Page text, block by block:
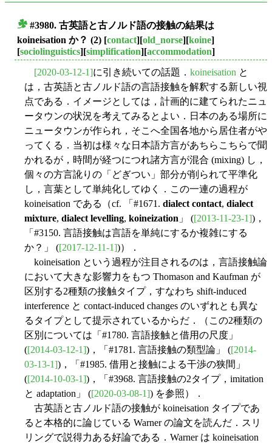
#3980. 古英語と古ノルド語の接触の結果は
koineisation か？ (2) [contact][old_norse][koine]
[sociolinguistics][simplification][accommodation]
[2020-03-12-1]に引き続いての話題． koineisation と
は，古英語と古ノルド語の言語接触を解釈する新しい視
点である．イメージとしては，計画的に建てられたニュ
ータウンの状況を考えてみるとよい．日本のある場所に
ニュータウンが作られ，そこへ全国各地から居住者がや
ってくる．当初は様々な日本語方言があちらこちらで聞
かれるが，時間が経つにつれ諸方言が混合 (mixing) し，
個々の方言訛りの「どぎつい」部分が削られて平準化
し，言葉として単純化してゆく．この一連の過程が
koineisation である（cf. 「#1671. dialect contact, dialect
mixture, dialect levelling, koineization 」 ([2013-11-23-1])，
「#3150. 言語接触は言語を単純にするか複雑にする
か？」 ([2017-12-11-1])）．
koineisation という過程が注目されるのは，言語接触論
において大きな影響力をもつ Thomason and Kaufman が
区別する2種類の接触タイプ，すなわち shift-induced
interference と contact-induced changes のいずれとも異な
るタイプとして提示されているからだ．（この2種類の
区別については「#1780. 言語接触と借用の尺度」
([2014-03-12-1])，「#1781. 言語接触の類型論」 ([2014-
03-13-1])，「#1985. 借用と接触による干渉の狭間」
([2014-10-03-1])，「#3968. 言語接触の2タイプ，imitation
と adaptation」 ([2020-03-08-1]) を参照）．
古英語と古ノルド語の接触が koineisation タイプであ
ると本格的に論じている Warner の論文を読んだ．スリ
リングで説得力ある好論である．Warner は koineisation